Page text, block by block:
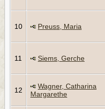
10 Preuss, Maria
11 Siems, Gerche
12
Wagner, Catharina
Margarethe